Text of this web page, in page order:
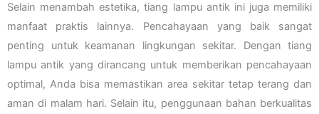
Selain menambah estetika, tiang lampu antik ini juga memiliki
manfaat praktis lainnya. Pencahayaan yang baik sangat
penting untuk keamanan lingkungan sekitar. Dengan tiang
lampu antik yang dirancang untuk memberikan pencahayaan
optimal, Anda bisa memastikan area sekitar tetap terang dan
aman di malam hari. Selain itu, penggunaan bahan berkualitas